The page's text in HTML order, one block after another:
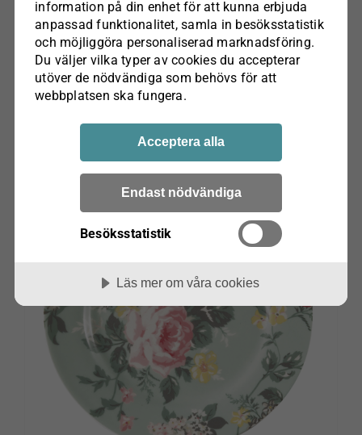
Sjökortsbricka rektangulär Öregrund Gräsö
Sundboden Design
kr645.00
Lägg till i varukorg
information på din enhet för att kunna erbjuda
anpassad funktionalitet, samla in besöks­statistik
och möjliggöra personaliserad marknads­föring.
Du väljer vilka typer av cookies du accepterar
utöver de nödvändiga som behövs för att
webbplatsen ska fungera.
Acceptera alla
Endast nödvändiga
Besöksstatistik
Läs mer om våra cookies